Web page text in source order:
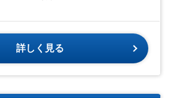
詳しく見る